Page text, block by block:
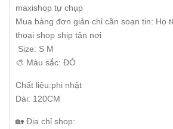
maxishop tự chụp
Mua hàng đơn giản chỉ cần soạn tin: Họ
thoại shop ship tận nơi
Size: S M
🎨 Màu sắc: ĐỎ
Chất liệu:phi nhật
Dài: 120CM
🏡 Địa chỉ shop: